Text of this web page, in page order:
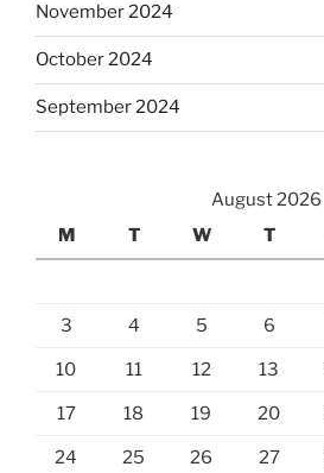
November 2024
October 2024
September 2024
August 2026
M
T W T
3 4 5 6
10 11 12 13
17 18 19 20
24 25 26 27